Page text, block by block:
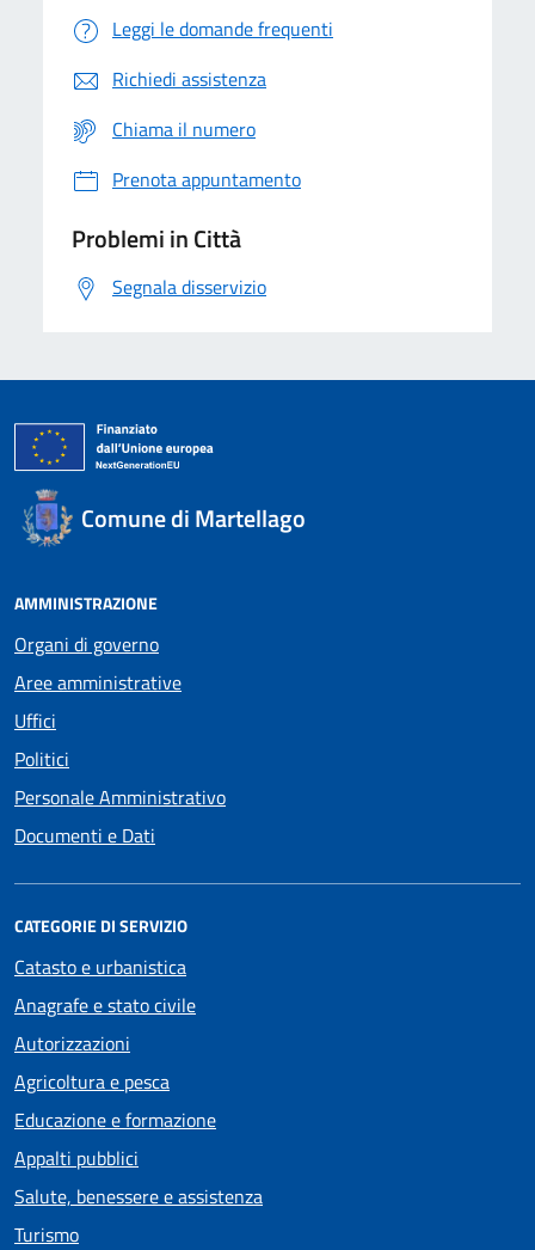
Leggi le domande frequenti
Richiedi assistenza
Chiama il numero
Prenota appuntamento
Problemi in Città
Segnala disservizio
Comune di Martellago
AMMINISTRAZIONE
Organi di governo
Aree amministrative
Uffici
Politici
Personale Amministrativo
Documenti e Dati
CATEGORIE DI SERVIZIO
Catasto e urbanistica
Anagrafe e stato civile
Autorizzazioni
Agricoltura e pesca
Educazione e formazione
Appalti pubblici
Salute, benessere e assistenza
Turismo